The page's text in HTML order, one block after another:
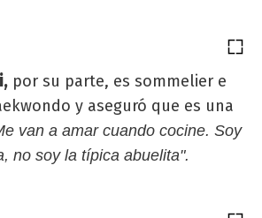
por su parte, es sommelier e
y aseguró que es una
van a amar cuando cocine. Soy
no soy la típica abuelita".